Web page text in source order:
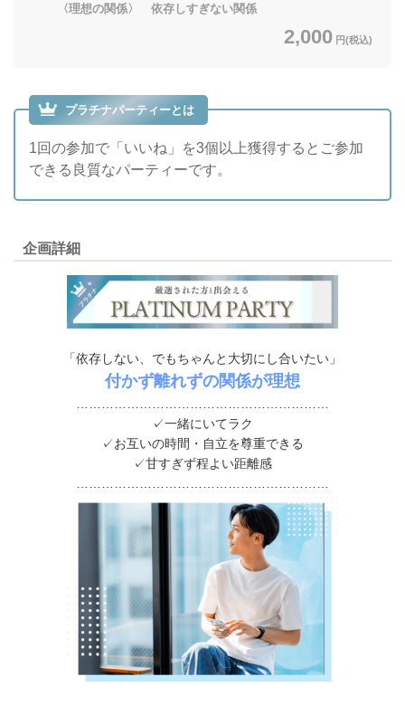
〈理想の関係〉 依存しすぎない関係
2,000 円(税込)
プラチナパーティーとは
1回の参加で「いいね」を3個以上獲得するとご参加
できる良質なパーティーです。
企画詳細
「依存しない、でもちゃんと大切にし合いたい」
付かず離れずの関係が理想
✓一緒にいてラク
✓お互いの時間・自立を尊重できる
✓甘すぎず程よい距離感